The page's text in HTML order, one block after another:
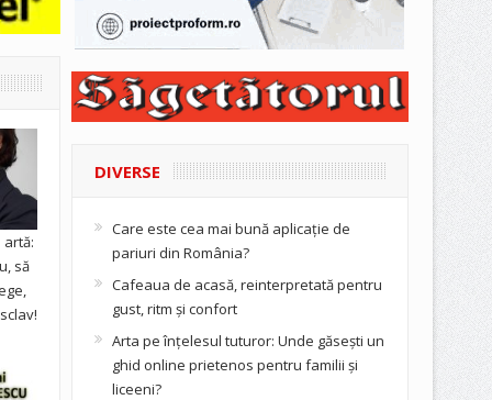
să
DIVERSE
Care este cea mai bună aplicație de
pariuri din România?
Cafeaua de acasă, reinterpretată pentru
gust, ritm și confort
Arta pe înțelesul tuturor: Unde găsești un
ghid online prietenos pentru familii și
liceeni?